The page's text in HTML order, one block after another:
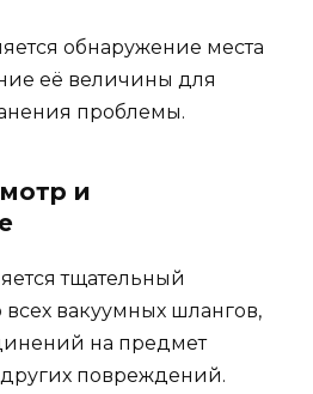
обнаружение места
её величины для
проблемы.
и
тщательный
вакуумных шлангов,
на предмет
повреждений.